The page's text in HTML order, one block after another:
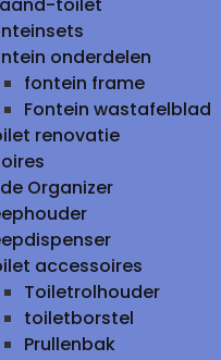
onderdelen
fontein frame
Fontein wastafelblad
renovatie
Organizer
accessoires
Toiletrolhouder
toiletborstel
Prullenbak